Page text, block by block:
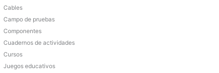
Cables
Campo de pruebas
Componentes
Cuadernos de actividades
Cursos
Juegos educativos